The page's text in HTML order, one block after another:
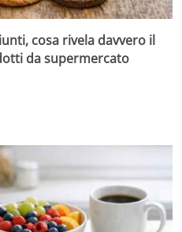
cosa rivela davvero il
da supermercato